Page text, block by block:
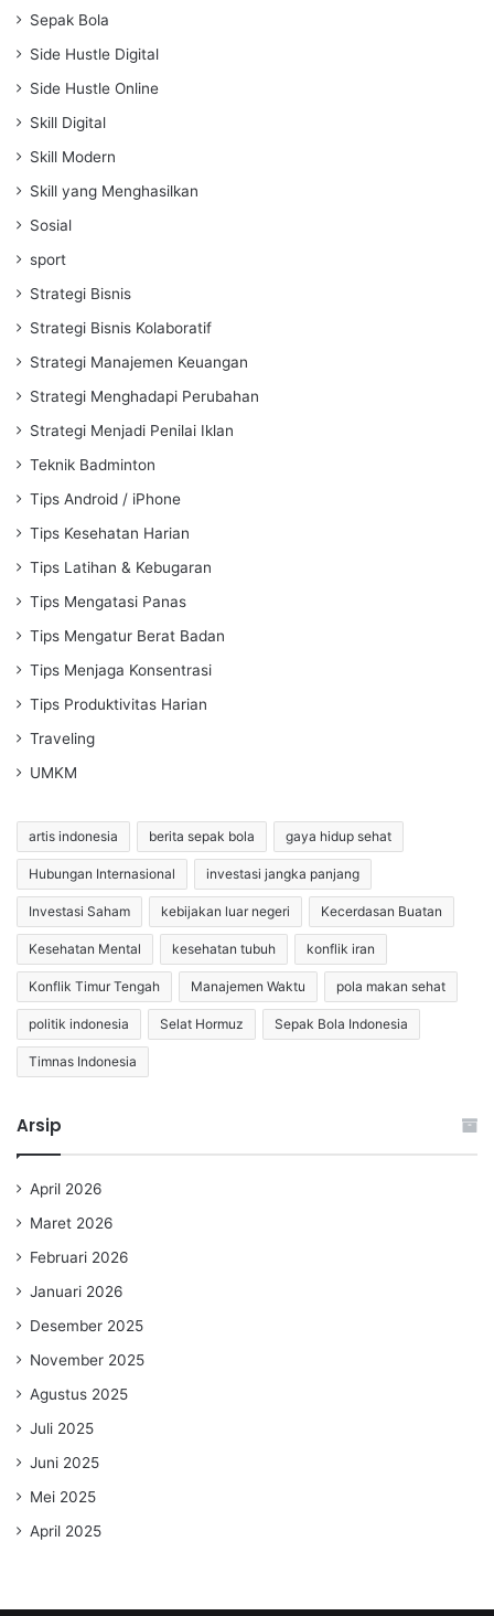
Sepak Bola
Side Hustle Digital
Side Hustle Online
Skill Digital
Skill Modern
Skill yang Menghasilkan
Sosial
sport
Strategi Bisnis
Strategi Bisnis Kolaboratif
Strategi Manajemen Keuangan
Strategi Menghadapi Perubahan
Strategi Menjadi Penilai Iklan
Teknik Badminton
Tips Android / iPhone
Tips Kesehatan Harian
Tips Latihan & Kebugaran
Tips Mengatasi Panas
Tips Mengatur Berat Badan
Tips Menjaga Konsentrasi
Tips Produktivitas Harian
Traveling
UMKM
artis indonesia berita sepak bola gaya hidup sehat
Hubungan Internasional investasi jangka panjang
Investasi Saham kebijakan luar negeri Kecerdasan Buatan
Kesehatan Mental kesehatan tubuh konflik iran
Konflik Timur Tengah Manajemen Waktu pola makan sehat
politik indonesia Selat Hormuz Sepak Bola Indonesia
Timnas Indonesia
Arsip
April 2026
Maret 2026
Februari 2026
Januari 2026
Desember 2025
November 2025
Agustus 2025
Juli 2025
Juni 2025
Mei 2025
April 2025